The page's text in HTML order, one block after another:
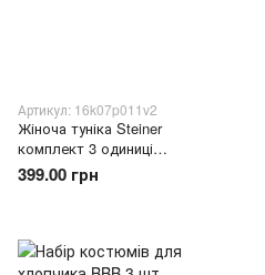
Артикул: 16k07p011v2
Жіноча туніка Steiner
комплект 3 одиниці
(випадкова модель) L /XL /
Легка літня туніка casual
399.00 грн